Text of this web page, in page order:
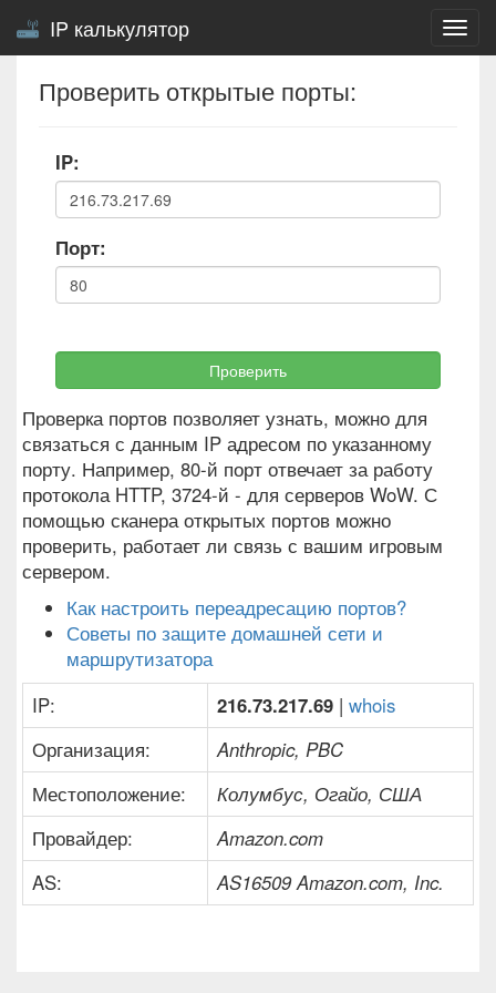
IP калькулятор
Проверить открытые порты:
IP:
Порт:
Проверить
Проверка портов позволяет узнать, можно для
связаться с данным IP адресом по указанному
порту. Например, 80-й порт отвечает за работу
протокола HTTP, 3724-й - для серверов WoW. С
помощью сканера открытых портов можно
проверить, работает ли связь с вашим игровым
сервером.
Как настроить переадресацию портов?
Советы по защите домашней сети и
маршрутизатора
IP:
216.73.217.69 | whois
Организация:
Anthropic, PBC
Местоположение:
Колумбус, Огайо, США
Провайдер:
Amazon.com
AS:
AS16509 Amazon.com, Inc.